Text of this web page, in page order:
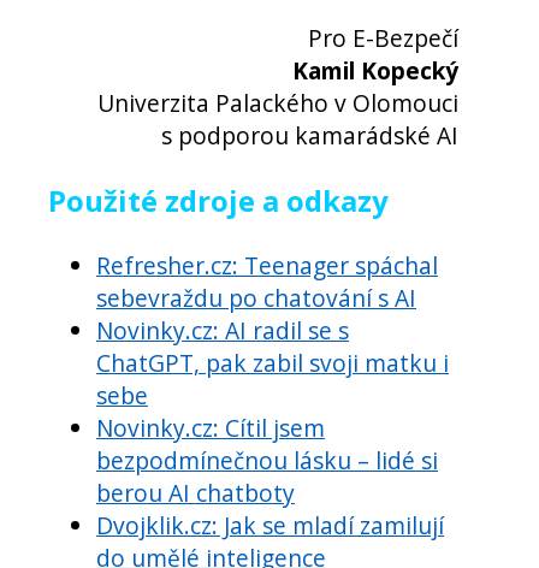
Pro E-Bezpečí
Kamil Kopecký
Univerzita Palackého v Olomouci
s podporou kamarádské AI
Použité zdroje a odkazy
Refresher.cz: Teenager spáchal
sebevraždu po chatování s AI
Novinky.cz: AI radil se s
ChatGPT, pak zabil svoji matku i
sebe
Novinky.cz: Cítil jsem
bezpodmínečnou lásku – lidé si
berou AI chatboty
Dvojklik.cz: Jak se mladí zamilují
do umělé inteligence